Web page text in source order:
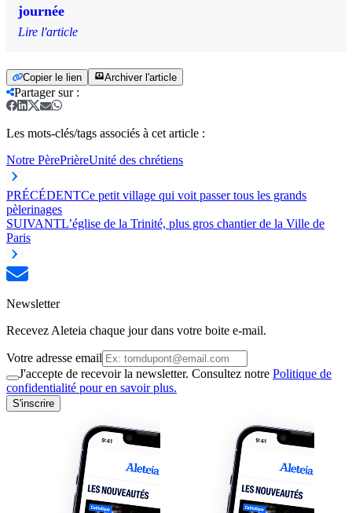
journée
Lire l'article
Copier le lien Archiver l'article
Partager sur:
Les mots-clés/tags associés à cet article :
Notre PèrePrièreUnité des chrétiens
PRÉCÉDENTCe petit village qui voit passer tous les grands
pèlerinages
SUIVANTL’église de la Trinité, plus gros chantier de la Ville de
Paris
Newsletter
Recevez Aleteia chaque jour dans votre boite e-mail.
Votre adresse email
J'accepte de recevoir la newsletter. Consultez notre Politique de
confidentialité pour en savoir plus.
S'inscrire